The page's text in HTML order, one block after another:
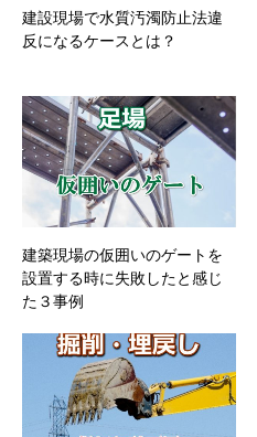
建設現場で水質汚濁防止法違
反になるケースとは？
建築現場の仮囲いのゲートを
設置する時に失敗したと感じ
た３事例